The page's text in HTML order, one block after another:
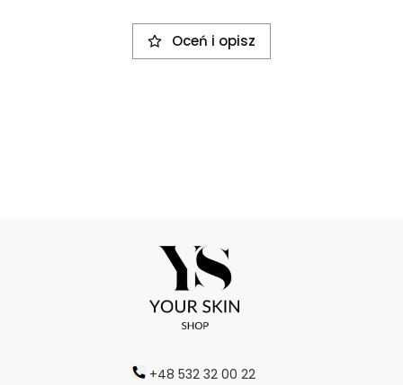
Oceń i opisz
+48 532 32 00 22